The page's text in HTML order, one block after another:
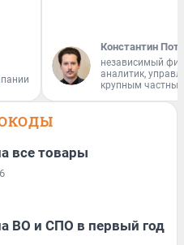
Константин
независимый
аналитик,
крупным
все товары
ВО и СПО в первый год